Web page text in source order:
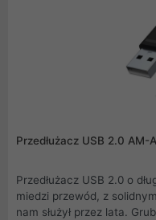
Przedłużacz USB 2.0 AM-
Przedłużacz USB 2.0 o długości 1,5M.
miedzi przewód, z
nam służył przez lata.